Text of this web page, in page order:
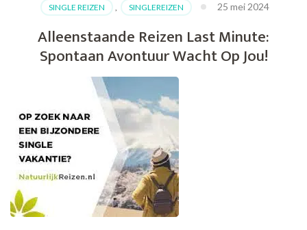
SINGLE REIZEN , SINGLEREIZEN 25 mei 2024
Alleenstaande Reizen Last Minute:
Spontaan Avontuur Wacht Op Jou!